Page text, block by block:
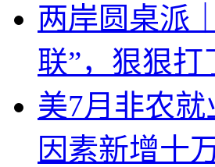
两岸圆桌派
联”，狠狠
美7月非农
因素新增十